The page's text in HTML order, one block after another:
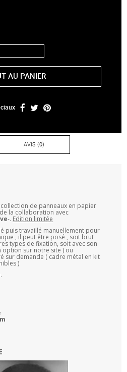
AU PANIER
AVIS (0)
de panneaux en papier
la collaboration avec
-. Edition limitée
puis travaillé manuellement pour
, il peut être posé , soit brut
types de fixation, soit avec son
option sur notre site ) ou
sur demande ( cadre métal en kit
)